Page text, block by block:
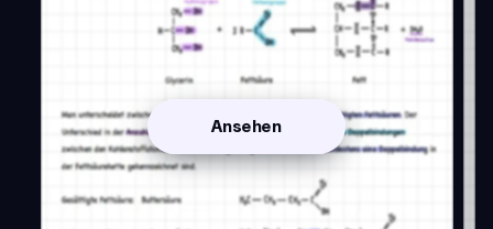
Ansehen